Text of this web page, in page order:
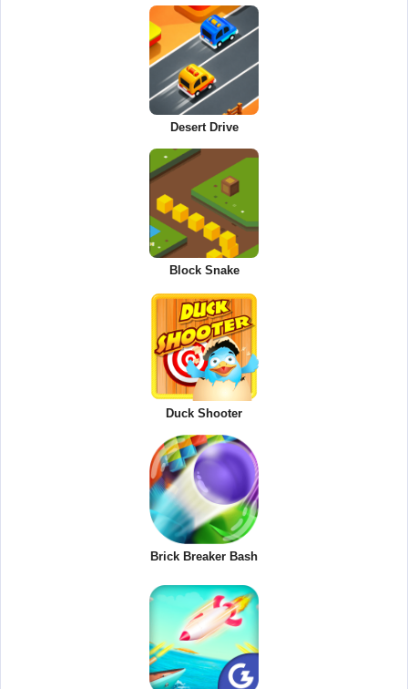
Desert Drive
Block Snake
Duck Shooter
Brick Breaker Bash